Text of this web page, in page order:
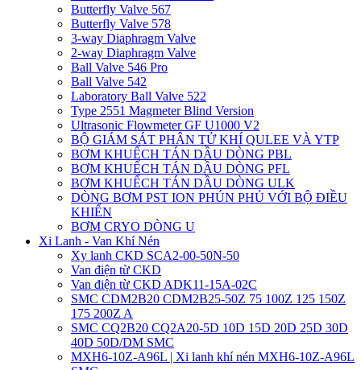
Butterfly Valve 567
Butterfly Valve 578
3-way Diaphragm Valve
2-way Diaphragm Valve
Ball Valve 546 Pro
Ball Valve 542
Laboratory Ball Valve 522
Type 2551 Magmeter Blind Version
Ultrasonic Flowmeter GF U1000 V2
BỘ GIÁM SÁT PHÂN TỬ KHÍ QULEE VÀ YTP
BƠM KHUẾCH TÁN DẦU DÒNG PBL
BƠM KHUẾCH TÁN DẦU DÒNG PFL
BƠM KHUẾCH TÁN DẦU DÒNG ULK
DÒNG BƠM PST ION PHÚN PHỦ VỚI BỘ ĐIỀU
KHIỂN
BƠM CRYO DÒNG U
Xi Lanh - Van Khí Nén
Xy lanh CKD SCA2-00-50N-50
Van điện từ CKD
Van điện từ CKD ADK11-15A-02C
SMC CDM2B20 CDM2B25-50Z 75 100Z 125 150Z
175 200Z A
SMC CQ2B20 CQ2A20-5D 10D 15D 20D 25D 30D
40D 50D/DM SMC
MXH6-10Z-A96L | Xi lanh khí nén MXH6-10Z-A96L